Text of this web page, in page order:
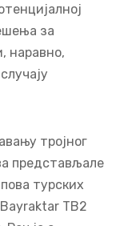
за
наравно,
тројног
представљале
турских
TB2